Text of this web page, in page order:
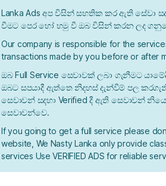
Lanka Ads අප විසින් සහතික කර ඇති සේවා
වීමට පෙර හෝ හමු වී ඔබ විසින් කරන ලද
Our company is responsible for the
transactions made by you before or after
ඔබ Full Service සෙවාවක් ලබා ගැනීමට
ඔබට සපයාදී ඇත්තෙ නිදහස් දැන්වීම් පල
සෙවාවන් සදහා Verified දී ඇති සෙවාවන්
සෙවාවන්වෙ.
If you going to get a full service please
website, We Nasty Lanka only provide
services Use VERIFIED ADS for reliable